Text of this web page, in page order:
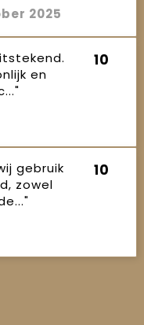
2025
en
10
gebruik
zowel
10